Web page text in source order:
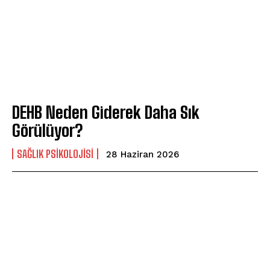
DEHB Neden Giderek Daha Sık
Görülüyor?
SAĞLIK PSIKOLOJISI 28 Haziran 2026